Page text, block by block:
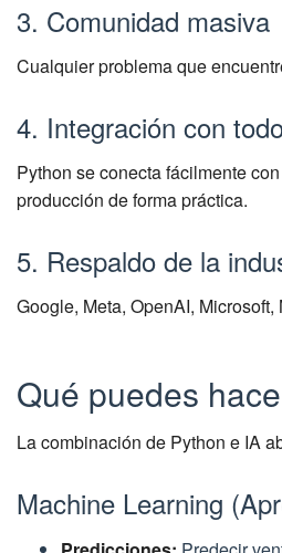
3. Comunidad masiva
Cualquier problema que
4. Integración con
Python se conecta fácilmente
producción de forma práctica.
5. Respaldo de la
Google, Meta, OpenAI,
Qué puedes
La combinación de Python e IA
Machine Learning